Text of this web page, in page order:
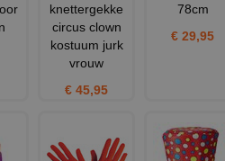
knettergekke
circus clown
kostuum jurk
vrouw
€ 45,95
78cm
€ 29,95